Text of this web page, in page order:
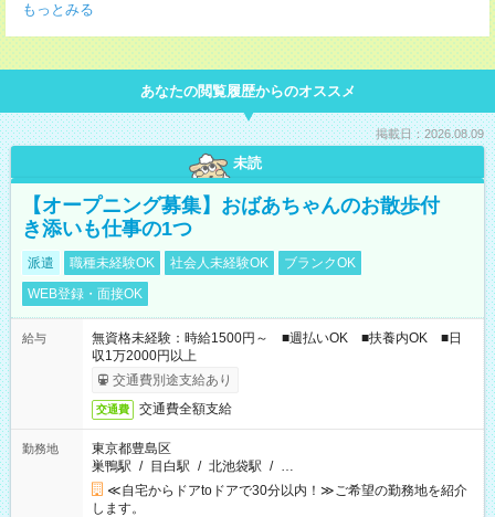
もっとみる
あなたの閲覧履歴からのオススメ
掲載日：2026.08.09
未読
【オープニング募集】おばあちゃんのお散歩付
き添いも仕事の1つ
派遣 職種未経験OK 社会人未経験OK
ブランクOK
WEB登録・面接OK
給与
無資格未経験：時給1500円～ ■週払いOK ■扶養内OK ■日
収1万2000円以上
交通費別途支給あり
交通費 交通費全額支給
勤務地
東京都豊島区
巣鴨駅 / 目白駅 / 北池袋駅 / …
≪自宅からドアtoドアで30分以内！≫ご希望の勤務地を紹介
します。